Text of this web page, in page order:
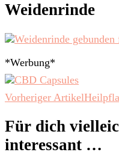
Weidenrinde
*Werbung*
Vorheriger Artikel
Für dich
interessant …